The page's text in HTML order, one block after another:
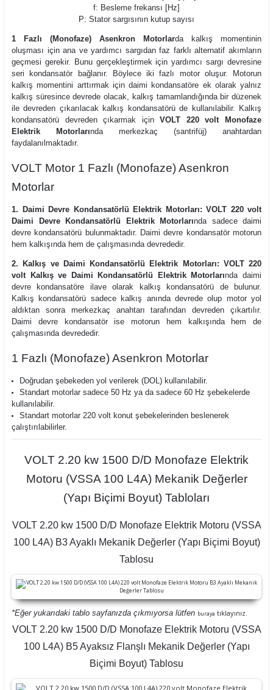
f: Besleme frekansı [Hz]
P: Stator sargısının kutup sayısı
1 Fazlı (Monofaze) Asenkron Motorlarda kalkış momentinin
oluşması için ana ve yardımcı sargıdan faz farklı alternatif akımların
geçmesi gerekir. Bunu gerçekleştirmek için yardımcı sargı devresine
seri kondansatör bağlanır. Böylece iki fazlı motor oluşur. Motorun
kalkış momentini arttırmak için daimi kondansatöre ek olarak yalnız
kalkış süresince devrede olacak, kalkış tamamlandığında bir düzenek
ile devreden çıkarılacak kalkış kondansatörü de kullanılabilir. Kalkış
kondansatörü devreden çıkarmak içinVOLT 220 volt Monofaze
Elektrik Motorlarında merkezkaç (santrifüj) anahtardan
faydalanılmaktadır.
VOLT Motor 1 Fazlı (Monofaze) Asenkron
Motorlar
1. Daimi Devre Kondansatörlü Elektrik Motorları: VOLT 220 volt
Daimi Devre Kondansatörlü Elektrik Motorlarında sadece daimi
devre kondansatörü bulunmaktadır. Daimi devre kondansatör motorun
hem kalkışında hem de çalışmasında devrededir.
2. Kalkış ve Daimi Kondansatörlü Elektrik Motorları: VOLT 220
volt Kalkış ve Daimi Kondansatörlü Elektrik Motorlarında daimi
devre kondansatöre ilave olarak kalkış kondansatörü de bulunur.
Kalkış kondansatörü sadece kalkış anında devrede olup motor yol
aldıktan sonra merkezkaç anahtarı tarafından devreden çıkartılır.
Daimi devre kondansatör ise motorun hem kalkışında hem de
çalışmasında devrededir.
1 Fazlı (Monofaze) Asenkron Motorlar
Doğrudan şebekeden yol verilerek (DOL) kullanılabilir.
Standart motorlar sadece 50 Hz ya da sadece 60 Hz şebekelerde
kullanılabilir.
Standart motorlar 220 volt konut şebekelerinden beslenerek
çalıştırılabilirler.
VOLT 2.20 kw 1500 D/D Monofaze Elektrik
Motoru (VSSA 100 L4A) Mekanik Değerler
(Yapı Biçimi Boyut) Tabloları
VOLT 2.20 kw 1500 D/D Monofaze Elektrik Motoru (VSSA
100 L4A) B3 Ayaklı Mekanik Değerler (Yapı Biçimi Boyut)
Tablosu
*Eğer yukarıdaki tablo sayfanızda çıkmıyorsa lütfen buraya tıklayınız.
VOLT 2.20 kw 1500 D/D Monofaze Elektrik Motoru (VSSA
100 L4A) B5 Ayaksız Flanşlı Mekanik Değerler (Yapı
Biçimi Boyut) Tablosu